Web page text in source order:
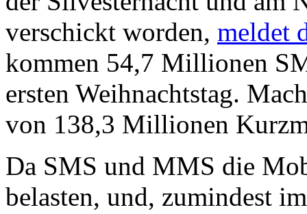
verschickt worden, meldet
kommen 54,7 Millionen
ersten Weihnachtstag.
von 138,3 Millionen
Da SMS und MMS die
belasten, und, zumindest